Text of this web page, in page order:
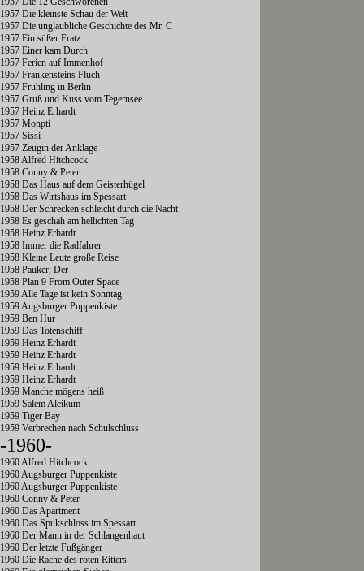
1957 Die kleinste Schau der Welt
1957 Die unglaubliche Geschichte des Mr. C
1957 Ein süßer Fratz
1957 Einer kam Durch
1957 Ferien auf Immenhof
1957 Frankensteins Fluch
1957 Frühling in Berlin
1957 Gruß und Kuss vom Tegernsee
1957 Heinz Erhardt
1957 Monpti
1957 Sissi
1957 Zeugin der Anklage
1958 Alfred Hitchcock
1958 Conny & Peter
1958 Das Haus auf dem Geisterhügel
1958 Das Wirtshaus im Spessart
1958 Der Schrecken schleicht durch die Nacht
1958 Es geschah am hellichten Tag
1958 Heinz Erhardt
1958 Immer die Radfahrer
1958 Kleine Leute große Reise
1958 Pauker, Der
1958 Plan 9 From Outer Space
1959 Alle Tage ist kein Sonntag
1959 Augsburger Puppenkiste
1959 Ben Hur
1959 Das Totenschiff
1959 Heinz Erhardt
1959 Heinz Erhardt
1959 Heinz Erhardt
1959 Heinz Erhardt
1959 Manche mögens heiß
1959 Salem Aleikum
1959 Tiger Bay
1959 Verbrechen nach Schulschluss
-1960-
1960 Alfred Hitchcock
1960 Augsburger Puppenkiste
1960 Augsburger Puppenkiste
1960 Conny & Peter
1960 Das Apartment
1960 Das Spukschloss im Spessart
1960 Der Mann in der Schlangenhaut
1960 Der letzte Fußgänger
1960 Die Rache des roten Ritters